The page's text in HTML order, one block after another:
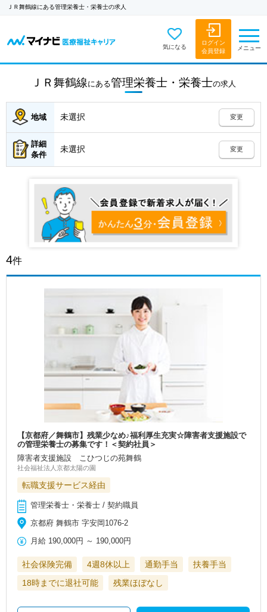
ＪＲ舞鶴線にある管理栄養士・栄養士の求人
気になる
ログイン
会員登録
メニュー
ＪＲ舞鶴線 にある管理栄養士・栄養士の求人
地域 未選択 変更
詳細
条件
未選択 変更
4件
【京都府／舞鶴市】残業少なめ♪福利厚生充実☆障害者支援施設で
の管理栄養士の募集です！＜契約社員＞
障害者支援施設 こひつじの苑舞鶴
社会福祉法人京都太陽の園
転職支援サービス経由
管理栄養士・栄養士 / 契約職員
京都府 舞鶴市 字安岡1076-2
月給 190,000円 ～ 190,000円
社会保険完備 4週8休以上 通勤手当
扶養手当
18時までに退社可能
残業ほぼなし